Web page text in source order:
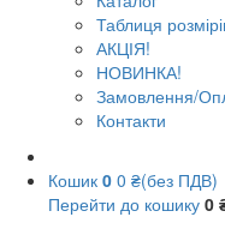
Таблиця
АКЦІЯ!
НОВИНКА!
Замовлення/
Контакти
Кошик 0 0 ₴(без ПДВ)
Перейти до кошику 0